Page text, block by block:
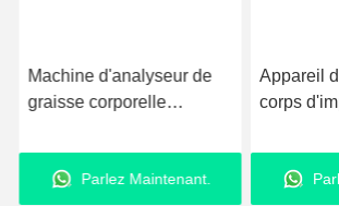
Machine d'analyseur de
graisse corporelle
diagnostic médical
Parlez Maintenant.
Appareil
corps
Bmi